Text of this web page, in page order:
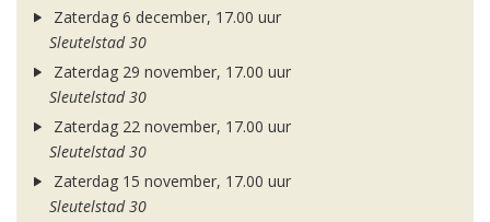
Zaterdag 6 december, 17.00 uur
Sleutelstad 30
Zaterdag 29 november, 17.00 uur
Sleutelstad 30
Zaterdag 22 november, 17.00 uur
Sleutelstad 30
Zaterdag 15 november, 17.00 uur
Sleutelstad 30